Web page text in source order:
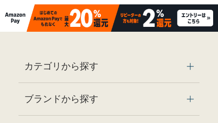
カテゴリから探す
ブランドから探す